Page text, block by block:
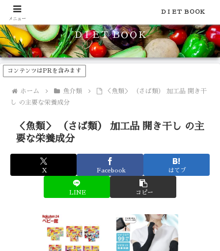
食品のカロリーや糖質などの栄養素がわかる！健康やダイエットに
ＤＩＥＴ ＢＯＯＫ
コンテンツはPRを含みます
ホーム 魚介類
＜魚類＞ （さば類） 加工品 開き干
し の主要な栄養成分
＜魚類＞ （さば類） 加工品 開き干し の主
要な栄養成分
X Facebook はてブ
LINE コピー
メニュー
ＤＩＥＴ ＢＯＯＫ